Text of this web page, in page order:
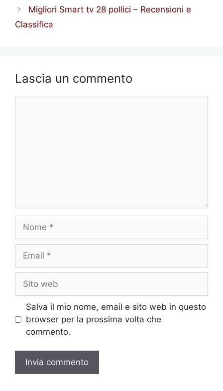
Migliori Smart tv 28 pollici – Recensioni e
Classifica
Lascia un commento
web
Salva il mio nome, email e sito web in questo
browser per la prossima volta che
commento.